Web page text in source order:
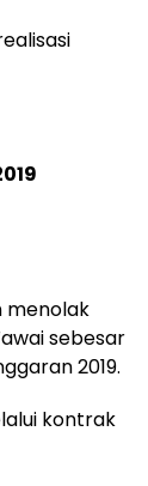
menolak
sebesar
2019.
kontrak